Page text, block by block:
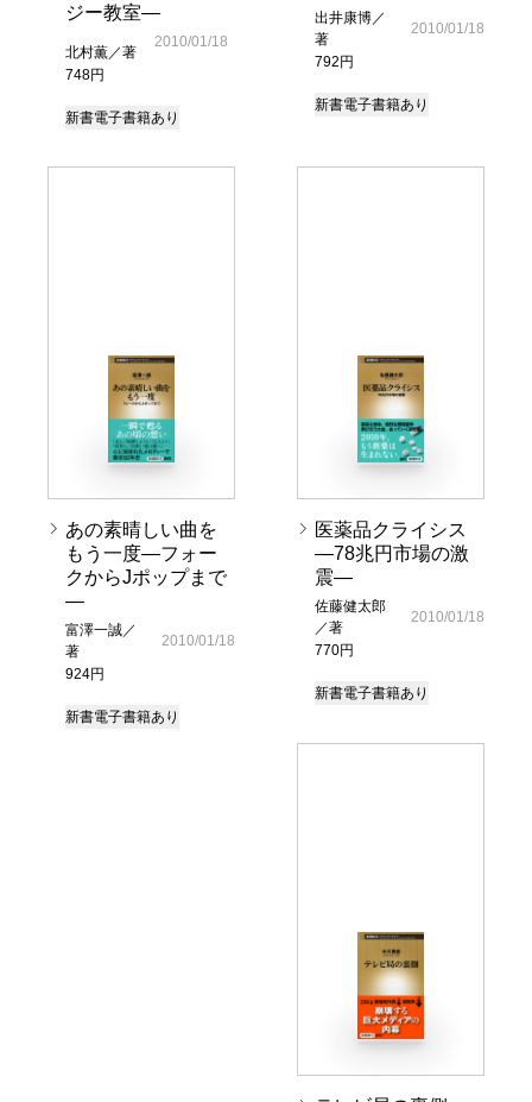
ジー教室―
北村薫／著
748円
2010/01/18
新書電子書籍あり
出井康博／
著
792円
2010/01/18
新書電子書籍あり
あの素晴しい曲を
もう一度―フォー
クからJポップまで
―
富澤一誠／
著
924円
2010/01/18
新書電子書籍あり
医薬品クライシス
―78兆円市場の激
震―
佐藤健太郎
／著
770円
2010/01/18
新書電子書籍あり